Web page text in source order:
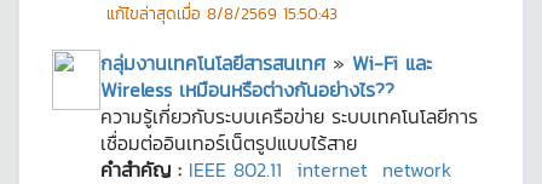
แก้ไขล่าสุดเมื่อ 8/8/2569 15:50:43
กลุ่มงานเทคโนโลยีสารสนเทศ » Wi-Fi และ
Wireless เหมือนหรือต่างกันอย่างไร??
ความรู้เกี่ยวกับระบบเครือข่าย ระบบเทคโนโลยีการ
เชื่อมต่ออินเทอร์เน็ตรูปแบบไร้สาย
คำสำคัญ : IEEE 802.11 internet network